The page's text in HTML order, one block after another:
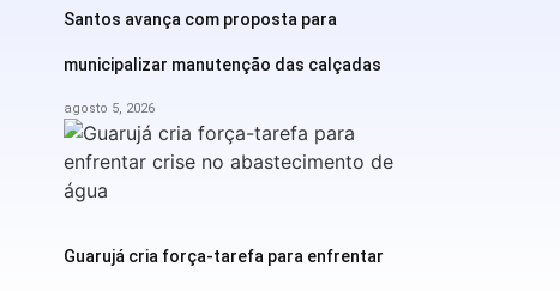
Santos avança com proposta para
municipalizar manutenção das calçadas
agosto 5, 2026
Guarujá cria força-tarefa para enfrentar